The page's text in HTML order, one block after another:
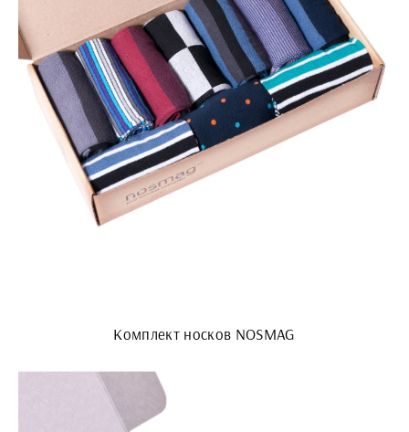
Комплект носков NOSMAG